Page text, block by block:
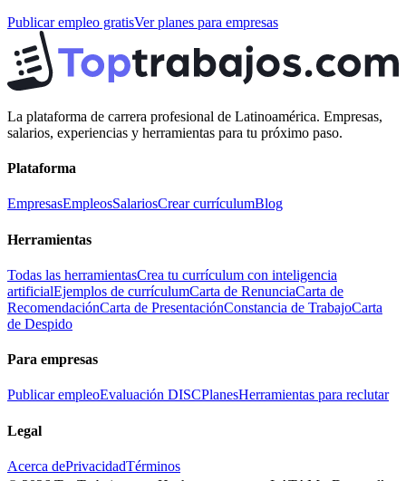
Publicar empleo gratisVer planes para empresas
La plataforma de carrera profesional de Latinoamérica. Empresas,
salarios, experiencias y herramientas para tu próximo paso.
Plataforma
EmpresasEmpleosSalariosCrear currículumBlog
Herramientas
Todas las herramientasCrea tu currículum con inteligencia
artificialEjemplos de currículumCarta de RenunciaCarta de
RecomendaciónCarta de PresentaciónConstancia de TrabajoCarta
de Despido
Para empresas
Publicar empleoEvaluación DISCPlanesHerramientas para reclutar
Legal
Acerca dePrivacidadTérminos